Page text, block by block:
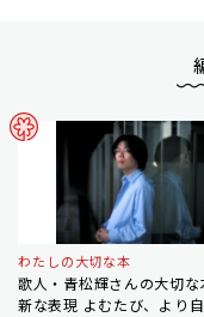
わたしの大切な本
歌人・青松輝さんの大切
新な表現 よむたび、より